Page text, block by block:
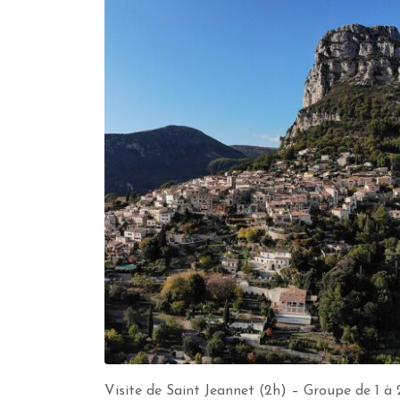
Visite de Saint Jeannet (2h) – Groupe de 1 à